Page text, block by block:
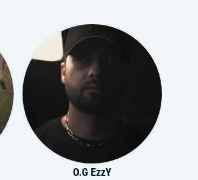
O.G EzzY